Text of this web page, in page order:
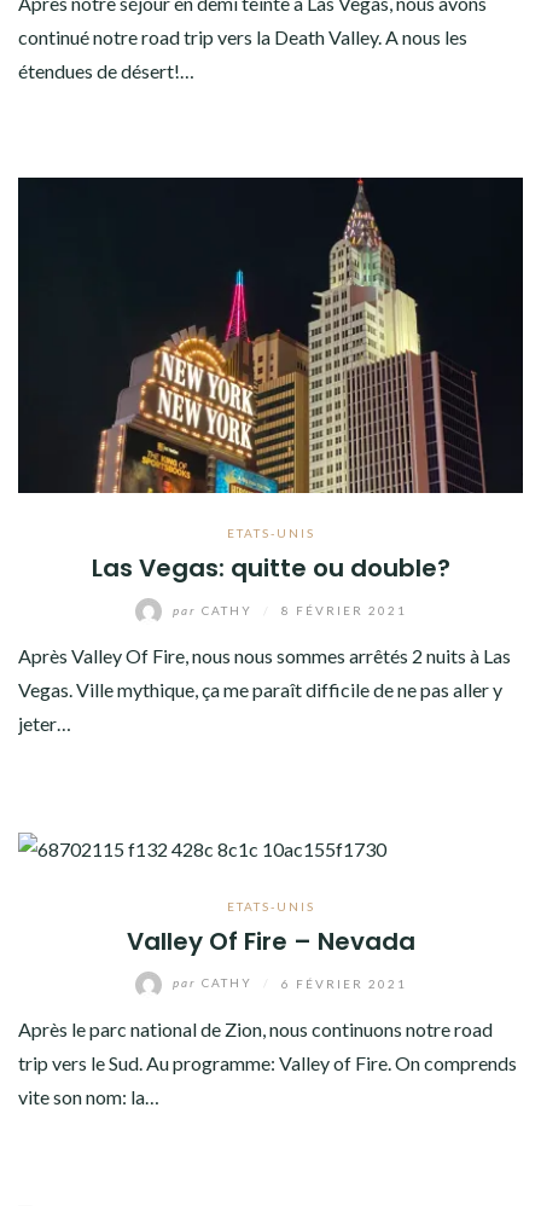
continué notre road trip vers la Death Valley. A nous les
étendues de désert!…
ETATS-UNIS
Las Vegas: quitte ou double?
par CATHY 8 FÉVRIER 2021
Après Valley Of Fire, nous nous sommes arrêtés 2 nuits à Las
Vegas. Ville mythique, ça me paraît difficile de ne pas aller y
jeter…
ETATS-UNIS
Valley Of Fire – Nevada
par CATHY 6 FÉVRIER 2021
Après le parc national de Zion, nous continuons notre road
trip vers le Sud. Au programme: Valley of Fire. On comprends
vite son nom: la…